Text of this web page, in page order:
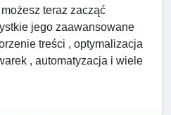
teraz zacząć
jego zaawansowane
treści , optymalizacja
, automatyzacja i wiele